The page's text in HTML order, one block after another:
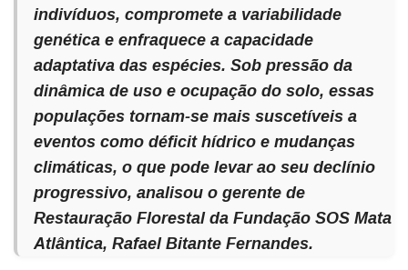
indivíduos, compromete a variabilidade
genética e enfraquece a capacidade
adaptativa das espécies. Sob pressão da
dinâmica de uso e ocupação do solo, essas
populações tornam-se mais suscetíveis a
eventos como déficit hídrico e mudanças
climáticas, o que pode levar ao seu declínio
progressivo, analisou o gerente de
Restauração Florestal da Fundação SOS Mata
Atlântica, Rafael Bitante Fernandes.